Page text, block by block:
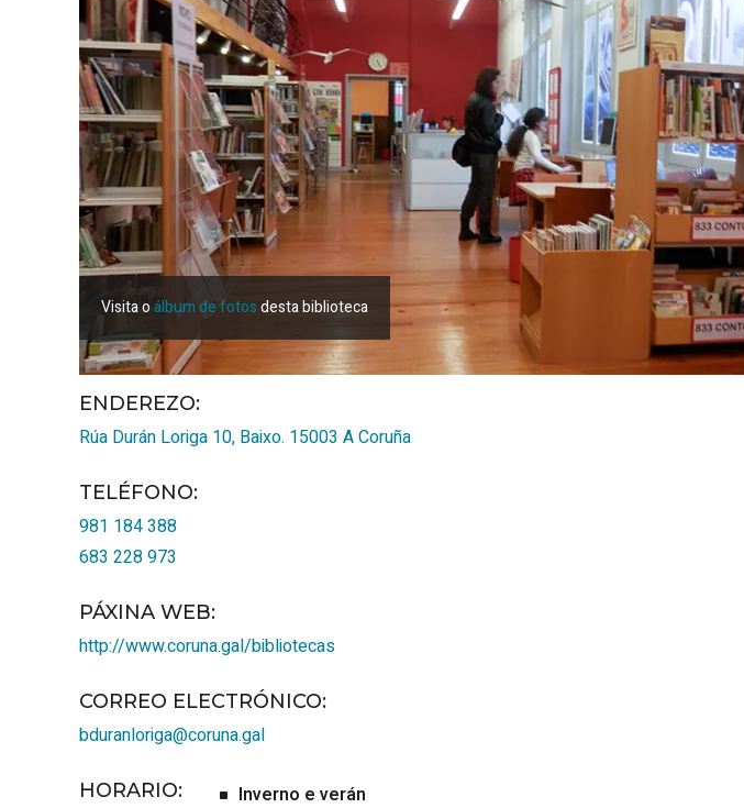
Visita oálbum de fotosdesta biblioteca
ENDEREZO:
Rúa Durán Loriga 10, Baixo. 15003 A Coruña
TELÉFONO:
981 184 388
683 228 973
PÁXINA WEB:
http://www.coruna.gal/bibliotecas
CORREO ELECTRÓNICO:
bduranloriga@coruna.gal
HORARIO:
Inverno e verán